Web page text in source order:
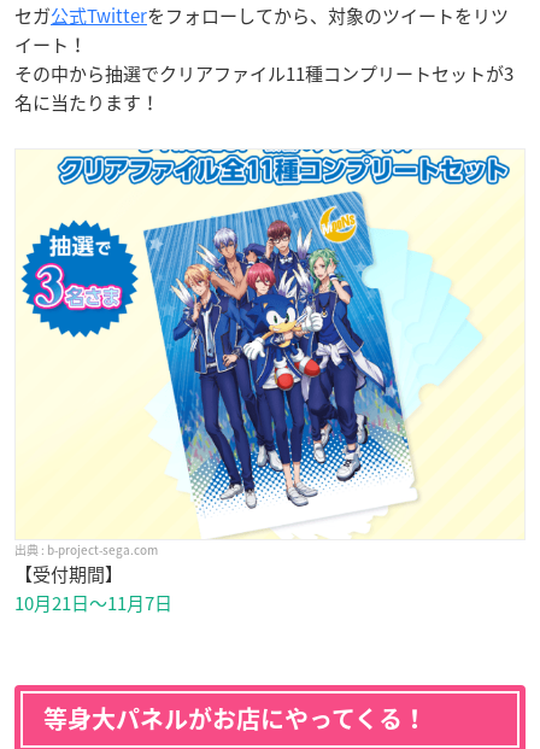
セガ公式Twitterをフォローしてから、対象のツイートをリツ
イート！
その中から抽選でクリアファイル11種コンプリートセットが3
名に当たります！
b-project-sega.com
【受付期間】
10月21日〜11月7日
等身大パネルがお店にやってくる！